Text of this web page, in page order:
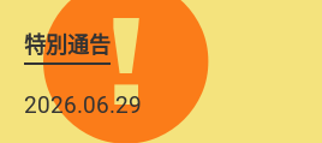
特別通告
2026.06.29